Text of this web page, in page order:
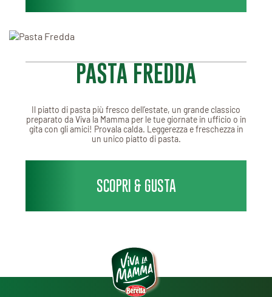
PASTA FREDDA
Il piatto di pasta più fresco dell’estate, un grande classico
preparato da Viva la Mamma per le tue giornate in ufficio o in
gita con gli amici! Provala calda. Leggerezza e freschezza in
un unico piatto di pasta.
SCOPRI & GUSTA